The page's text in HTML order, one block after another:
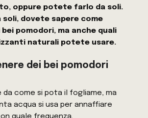
oppure potete farlo da soli.
soli, dovete sapere come
pomodori, ma anche quali
naturali potete usare.
dei bei pomodori
da come si pota il fogliame, ma
acqua si usa per annaffiare
quale frequenza.